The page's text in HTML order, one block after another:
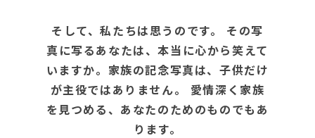
そして、私たちは思うのです。 その写
真に写るあなたは、本当に心から笑えて
いますか。家族の記念写真は、子供だけ
が主役ではありません。 愛情深く家族
を見つめる、あなたのためのものでもあ
ります。